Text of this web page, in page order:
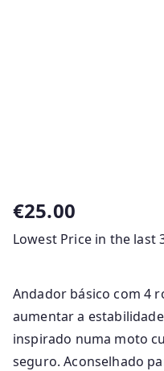
€25.00
Lowest Price in the last
Andador básico com 4
aumentar a
inspirado numa moto
seguro. Aconselhado